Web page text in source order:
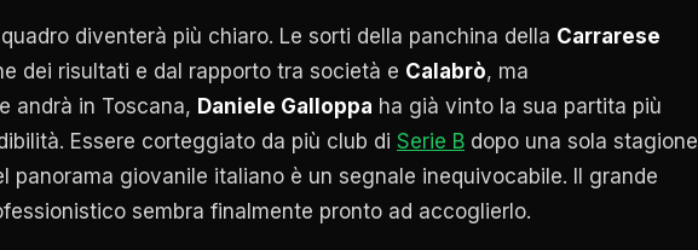
diventerà più chiaro. Le sorti della panchina della Carrarese
dei risultati e dal rapporto tra società e Calabrò, ma
andrà in Toscana, Daniele Galloppa ha già vinto la sua partita più
Essere corteggiato da più club di Serie B dopo una sola stagione
panorama giovanile italiano è un segnale inequivocabile. Il grande
sembra finalmente pronto ad accoglierlo.